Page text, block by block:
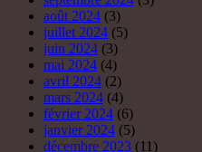
août 2024 (3)
juillet 2024 (5)
juin 2024 (3)
mai 2024 (4)
avril 2024 (2)
mars 2024 (4)
février 2024 (6)
janvier 2024 (5)
décembre 2023 (11)